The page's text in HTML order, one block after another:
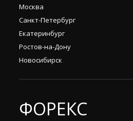
Москва
Санкт-Петербург
Екатеринбург
Ростов-на-Дону
Новосибирск
ФОРЕКС